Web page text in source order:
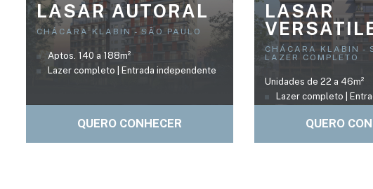
LASAR AUTORAL
CHÁCARA KLABIN - SÃO PAULO
Aptos. 140 a 188m²
Lazer completo | Entrada independente
QUERO CONHECER
LASAR
CHÁCARA KLABIN -
LAZER COMPLETO
Unidades de 22 a 46m²
Lazer completo |
QUERO